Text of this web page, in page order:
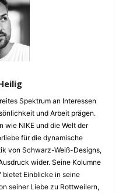
Spektrum an Interessen
und Arbeit prägen.
wie NIKE und die Welt der
für die dynamische
von Schwarz-Weiß-Designs,
wider. Seine Kolumne
bietet Einblicke in seine
seiner Liebe zu Rottweilern,